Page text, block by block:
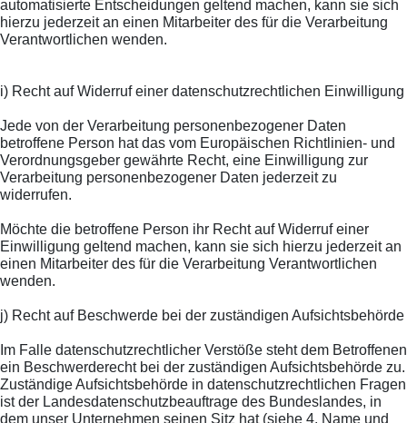
automatisierte Entscheidungen geltend machen, kann sie sich
hierzu jederzeit an einen Mitarbeiter des für die Verarbeitung
Verantwortlichen wenden.
i) Recht auf Widerruf einer datenschutzrechtlichen Einwilligung
Jede von der Verarbeitung personenbezogener Daten
betroffene Person hat das vom Europäischen Richtlinien- und
Verordnungsgeber gewährte Recht, eine Einwilligung zur
Verarbeitung personenbezogener Daten jederzeit zu
widerrufen.
Möchte die betroffene Person ihr Recht auf Widerruf einer
Einwilligung geltend machen, kann sie sich hierzu jederzeit an
einen Mitarbeiter des für die Verarbeitung Verantwortlichen
wenden.
j) Recht auf Beschwerde bei der zuständigen Aufsichtsbehörde
Im Falle datenschutzrechtlicher Verstöße steht dem Betroffenen
ein Beschwerderecht bei der zuständigen Aufsichtsbehörde zu.
Zuständige Aufsichtsbehörde in datenschutzrechtlichen Fragen
ist der Landesdatenschutzbeauftrage des Bundeslandes, in
dem unser Unternehmen seinen Sitz hat (siehe 4. Name und